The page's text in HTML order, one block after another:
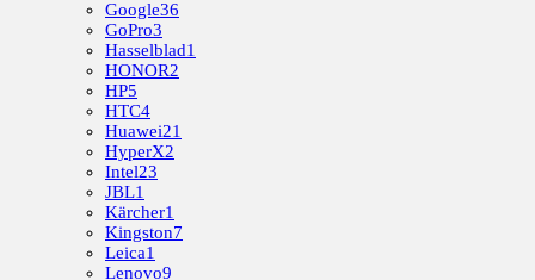
Google36
GoPro3
Hasselblad1
HONOR2
HP5
HTC4
Huawei21
HyperX2
Intel23
JBL1
Kärcher1
Kingston7
Leica1
Lenovo9